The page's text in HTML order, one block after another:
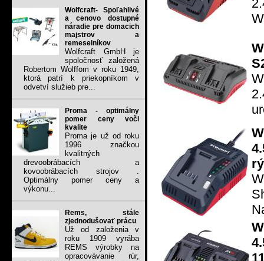
Wolfcraft- Spoľahlivé
a cenovo dostupné
náradie pre domacich
majstrov a
remeselníkov
Wolfcraft GmbH je
spoločnosť založená
Robertom Wolffom v roku 1949,
ktorá patrí k priekopníkom v
odvetví služieb pre...
Proma - optimálny
pomer ceny voči
kvalite
Proma je už od roku
1996 značkou
kvalitných
drevoobrábacích a
kovoobrábacích strojov .
Optimálny pomer ceny a
výkonu...
Rems, stále
zjednodušovať prácu
Už od založenia v
roku 1909 vyrába
REMS výrobky na
opracovávanie rúr,